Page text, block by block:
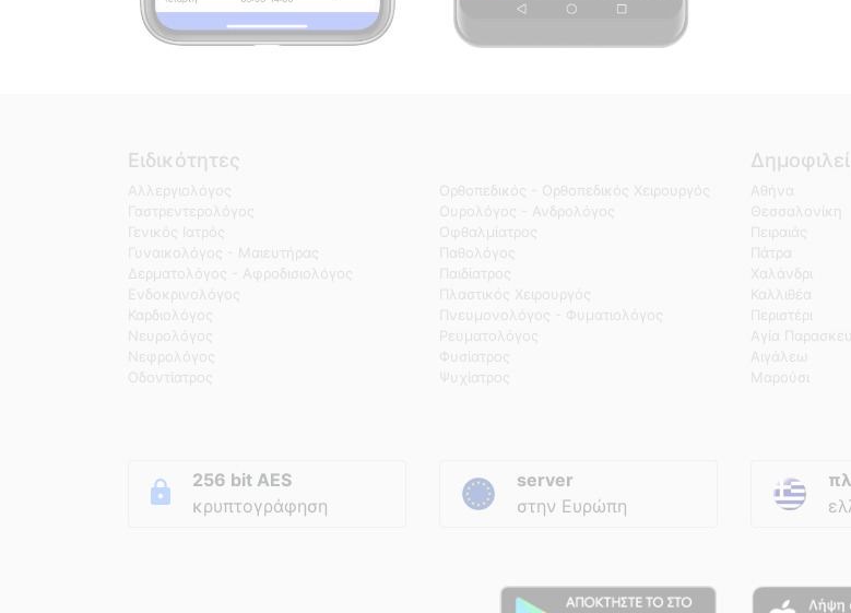
Ειδικότητες
Αλλεργιολόγος
Γαστρεντερολόγος
Γενικός Ιατρός
Γυναικολόγος - Μαιευτήρας
Δερματολόγος - Αφροδισιολόγος
Ενδοκρινολόγος
Καρδιολόγος
Νευρολόγος
Νεφρολόγος
Οδοντίατρος
Ορθοπεδικός - Ορθοπεδικός Χειρουργός
Ουρολόγος - Ανδρολόγος
Οφθαλμίατρος
Παθολόγος
Παιδίατρος
Πλαστικός Χειρουργός
Πνευμονολόγος - Φυματιολόγος
Ρευματολόγος
Φυσίατρος
Ψυχίατρος
Αθήνα
Θεσσαλονίκη
Πειραιάς
Πάτρα
Χαλάνδρι
Καλλιθέα
Περιστέρι
Αγία
Αιγάλεω
Μαρούσι
256 bit AES
κρυπτογράφηση
server
στην Ευρώπη